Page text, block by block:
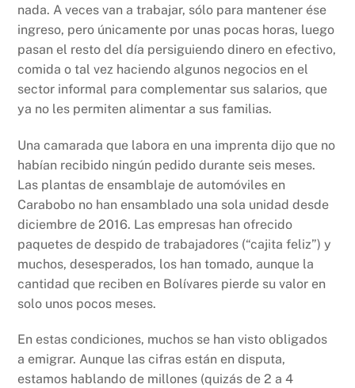
nada. A veces van a trabajar, sólo para mantener ése
ingreso, pero únicamente por unas pocas horas, luego
pasan el resto del día persiguiendo dinero en efectivo,
comida o tal vez haciendo algunos negocios en el
sector informal para complementar sus salarios, que
ya no les permiten alimentar a sus familias.
Una camarada que labora en una imprenta dijo que no
habían recibido ningún pedido durante seis meses.
Las plantas de ensamblaje de automóviles en
Carabobo no han ensamblado una sola unidad desde
diciembre de 2016. Las empresas han ofrecido
paquetes de despido de trabajadores (“cajita feliz”) y
muchos, desesperados, los han tomado, aunque la
cantidad que reciben en Bolívares pierde su valor en
solo unos pocos meses.
En estas condiciones, muchos se han visto obligados
a emigrar. Aunque las cifras están en disputa,
estamos hablando de millones (quizás de 2 a 4